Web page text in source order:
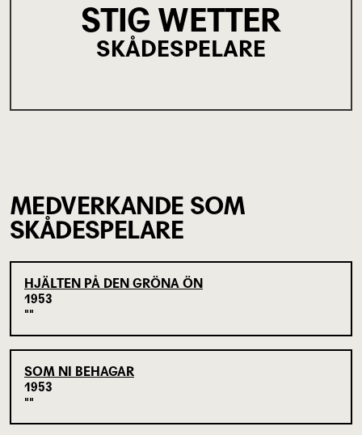
STIG WETTER
SKÅDESPELARE
MEDVERKANDE SOM
SKÅDESPELARE
HJÄLTEN PÅ DEN GRÖNA ÖN
1953
SOM NI BEHAGAR
1953